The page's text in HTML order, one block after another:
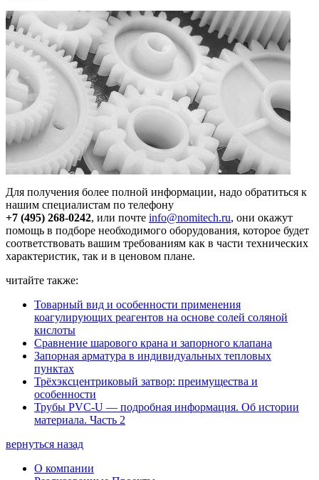
Для получения более полной информации, надо обратиться к
нашим специалистам по телефону
+7 (495) 268-0242, или почте info@nomitech.ru, они окажут
помощь в подборе необходимого оборудования, которое будет
соответствовать вашим требованиям как в части технических
характеристик, так и в ценовом плане.
читайте также:
Товарный вид и особенности применения
коагулирующих реагентов на основе солей соляной
кислоты
Сравнение шарового крана и запорного клапана
Запорная арматура в индивидуальных тепловых
пунктах
Трёхэксцентриковый затвор: преимущества и
особенности
Трубы PVC-U — подробная информация. Об истории
материала. Часть 2
вернуться назад
О компании